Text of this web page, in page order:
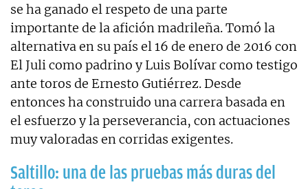
se ha ganado el respeto de una parte
importante de la afición madrileña. Tomó la
alternativa en su país el 16 de enero de 2016 con
El Juli como padrino y Luis Bolívar como testigo
ante toros de Ernesto Gutiérrez. Desde
entonces ha construido una carrera basada en
el esfuerzo y la perseverancia, con actuaciones
muy valoradas en corridas exigentes.
Saltillo: una de las pruebas más duras del